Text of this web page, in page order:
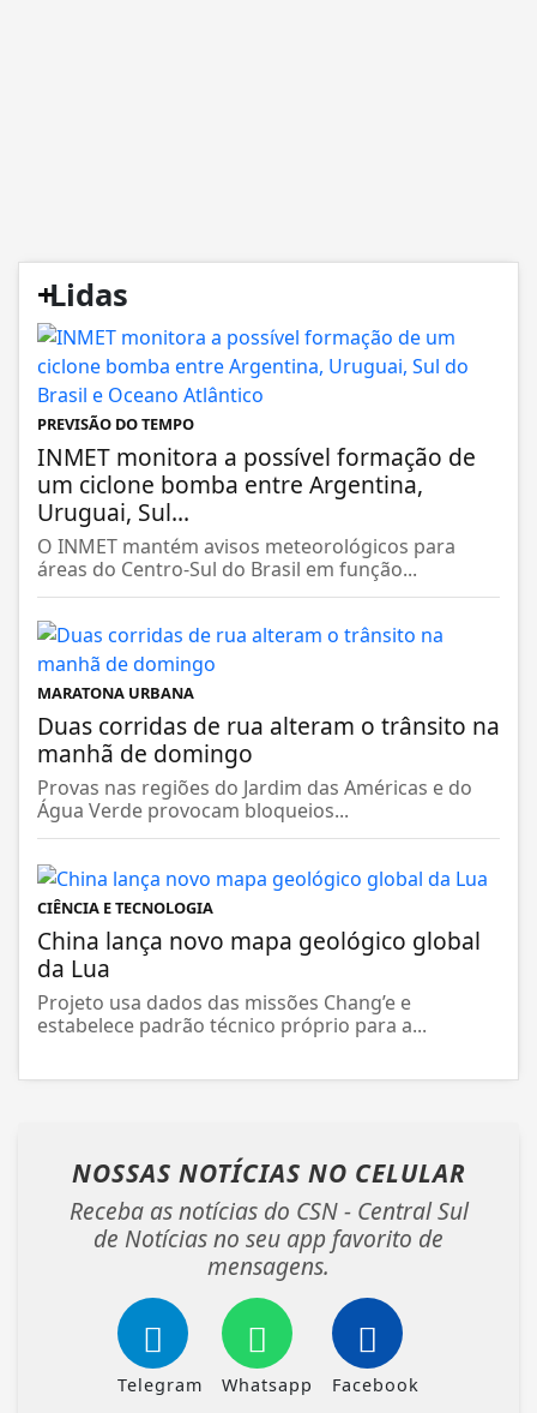
+
Lidas
PREVISÃO DO TEMPO
INMET monitora a possível formação de
um ciclone bomba entre Argentina,
Uruguai, Sul...
O INMET mantém avisos meteorológicos para
áreas do Centro-Sul do Brasil em função...
MARATONA URBANA
Duas corridas de rua alteram o trânsito na
manhã de domingo
Provas nas regiões do Jardim das Américas e do
Água Verde provocam bloqueios...
CIÊNCIA E TECNOLOGIA
China lança novo mapa geológico global
da Lua
Projeto usa dados das missões Chang’e e
estabelece padrão técnico próprio para a...
NOSSAS NOTÍCIAS NO CELULAR
Receba as notícias do CSN - Central Sul
de Notícias no seu app favorito de
mensagens.
Telegram Whatsapp Facebook